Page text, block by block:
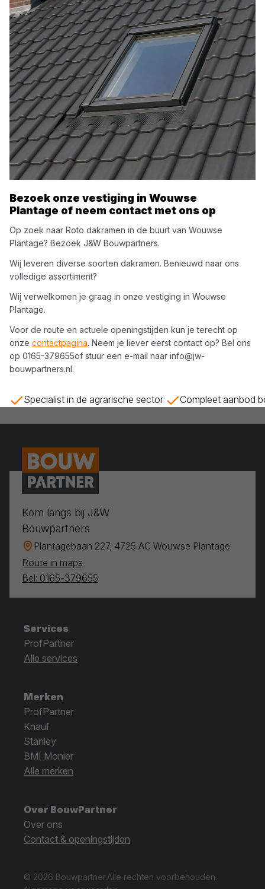
Bezoek onze vestiging in Wouwse
Plantage of neem contact met ons op
Op zoek naar Roto dakramen in de buurt van Wouwse
Plantage? Bezoek J&W Bouwpartners.
Wij leveren diverse soorten dakramen. Benieuwd naar ons
volledige assortiment?
Wij verwelkomen je graag in onze vestiging in Wouwse
Plantage.
Voor de route en actuele openingstijden kun je terecht op
onze contactpagina. Neem je liever eerst contact op? Bel ons
op 0165-379655of stuur een e-mail naar info@jw-
bouwpartners.nl.
Specialist in de agrarische sector Compleet aanbod
Kom langs bij J&W
Bouwpartners
Plantagebaan 227, 4725 AC Wouwse Plantage
Route in maps
Bel: 0165-379655
Services
ProfPartner
Alle services
Merken
ProfPartner
Knauf
Stanley
BMI Monier
Alle merken
Over BouwPartner
Over ons
Contact & openingstijden
© 2026 Bouwpartner.Alle rechten voorbehouden.